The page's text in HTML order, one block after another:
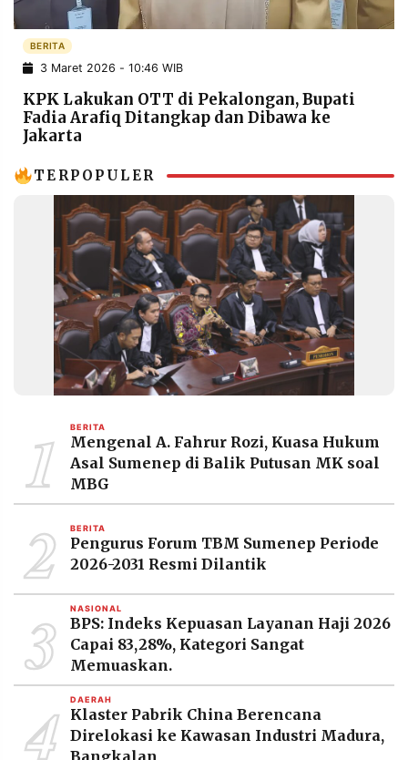
INFORMASI
IKLAN
KIRIM
PENGADUAN TERM
OF
SERVICE
IKUTI
RESOLUSI
MEDIA
©
Resolusi.co
-
PT.
RESOLUSI
MEDIA
PRAMUDITA
BERITA
3 Maret 2026 - 10:46 WIB
KPK Lakukan OTT di Pekalongan, Bupati
Fadia Arafiq Ditangkap dan Dibawa ke
Jakarta
TERPOPULER
1 BERITA
Mengenal A. Fahrur Rozi, Kuasa Hukum
Asal Sumenep di Balik Putusan MK soal
MBG
2 BERITA
Pengurus Forum TBM Sumenep Periode
2026-2031 Resmi Dilantik
3 NASIONAL
BPS: Indeks Kepuasan Layanan Haji 2026
Capai 83,28%, Kategori Sangat
Memuaskan.
4 DAERAH
Klaster Pabrik China Berencana
Direlokasi ke Kawasan Industri Madura,
Bangkalan